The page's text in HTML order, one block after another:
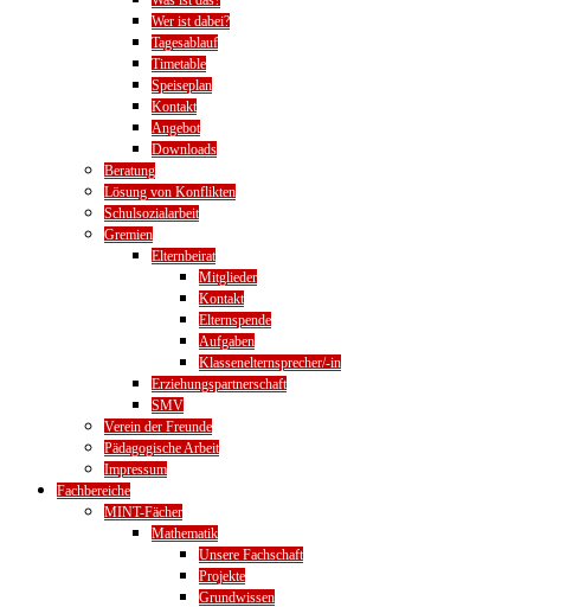
Wer ist dabei?
Tagesablauf
Timetable
Speiseplan
Kontakt
Angebot
Downloads
Beratung
Lösung von Konflikten
Schulsozialarbeit
Gremien
Elternbeirat
Mitglieder
Kontakt
Elternspende
Aufgaben
Klassenelternsprecher/-in
Erziehungspartnerschaft
SMV
Verein der Freunde
Pädagogische Arbeit
Impressum
Fachbereiche
MINT-Fächer
Mathematik
Unsere Fachschaft
Projekte
Grundwissen